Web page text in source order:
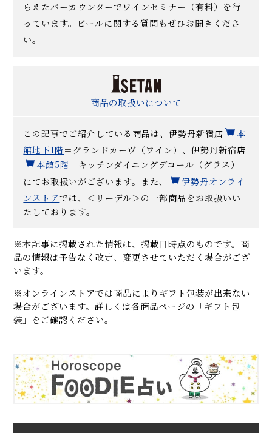
らえたバーカウンターでワインセミナー（有料）を行
っています。ビールに関する質問もぜひお聞きくださ
い。
商品の取扱いについて
この記事でご紹介している商品は、伊勢丹新宿店
本
館地下1階 ＝グランドカーヴ（ワイン）、伊勢丹新宿店
本館5階 ＝キッチンダイニングデコール（グラス）
にてお取扱いがございます。また、
伊勢丹オンライ
ンストアでは、＜リーデル＞の一部商品をお取扱いい
たしております。
※本記事に掲載された情報は、掲載日時点のものです。商
品の情報は予告なく改定、変更させていただく場合がござ
います。
※オンラインストアでは商品によりギフト包装が出来ない
場合がございます。詳しくは各商品ページの「ギフト包
装」をご確認ください。